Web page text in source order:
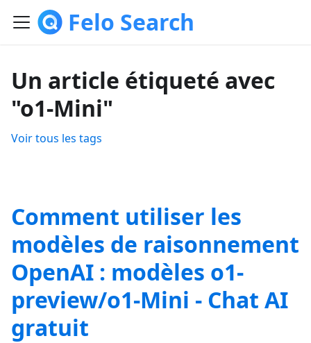
Felo Search
Un article étiqueté avec
"o1-Mini"
Voir tous les tags
Comment utiliser les
modèles de raisonnement
OpenAI : modèles o1-
preview/o1-Mini - Chat AI
gratuit